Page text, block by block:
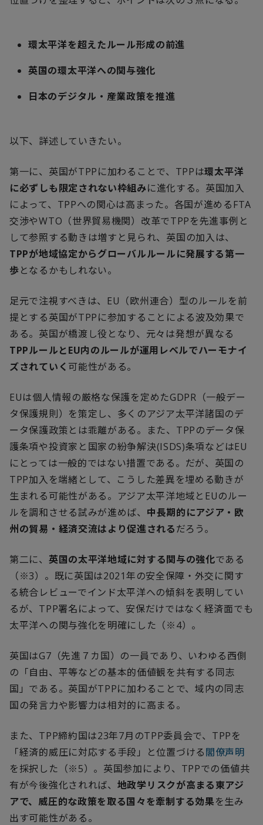
環太平洋を超えたルール形成の前進
英国の環太平洋への関与強化
日本のデジタル・産業政策を推進
以下、詳述していきたい。
第一に、英国がTPPに加わることで、 TPPは環太平洋
に必ずしも限定されない枠組みに進化する。英国加入
によって、 TPPへの関心は高まった。各国が進めるFTA
交渉やWTO （世界貿易機関）改革でTPPを先進事例と
して参照する動きは増すと見られ、英国の加入は、
TPPが地域協定からグローバルルールに発展する第一
歩となるかもしれない。
足元で注視すべきは、 EU （欧州連合）型のルールを前
提とする英国がTPPに参加することによる波及効果で
ある。英国が橋渡し役となり、元々は発想が異なる
TPPルールとEU内のルールが運用レベルでハーモナイ
ズされていく 可能性がある。
EUは個人情報の厳格な保護を定めたGDPR （一般デー
タ保護規則）を策定し、多くのアジア太平洋諸国のデ
ータ保護政策とは乖離がある。また、 TPPのデータ保
護条項や投資家と国家の紛争解決(ISDS)条項などはEU
にとっては一般的ではない措置である。だが、英国の
TPP加入を端緒として、こうした差異を埋める動きが
生まれる可能性がある。アジア太平洋地域と EUのルー
ルを調和させる試みが進めば、 中長期的にアジア・欧
州の貿易・経済交流はより促進されるだろう。
第二に、 英国の太平洋地域に対する関与の強化である
（※3）。既に英国は2021年の安全保障・外交に関す
る統合レビューでインド太平洋への傾斜を表明してい
るが、 TPP署名によって、安保だけではなく経済面でも
太平洋への関与強化を明確にした（※4）。
英国はG7 （先進７カ国）の一員であり、いわゆる西側
の「自由、平等などの基本的価値観を共有する同志
国」である。英国がTPPに加わることで、域内の同志
国の発言力や影響力は相対的に高まる。
また、 TPP締約国は23年7月のTPP委員会で、 TPPを
「経済的威圧に対応する手段」と位置づける閣僚声明
を採択した（※5）。英国参加により、 TPPでの価値共
有が今後強化されれば、 地政学リスクが高まる東アジ
アで、威圧的な政策を取る国々を牽制する効果を生み
出す可能性がある。